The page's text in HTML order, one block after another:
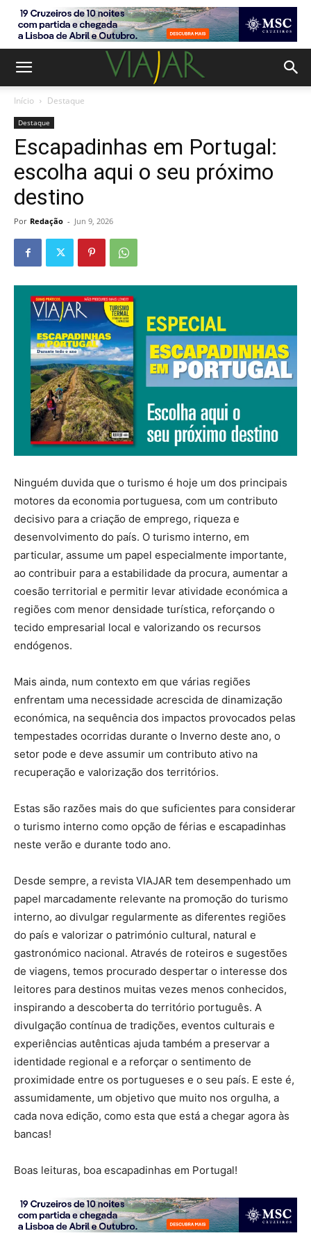
Início Destaque
Destaque
Escapadinhas em Portugal:
escolha aqui o seu próximo
destino
Por Redação - Jun 9, 2026
Ninguém duvida que o turismo é hoje um dos principais
motores da economia portuguesa, com um contributo
decisivo para a criação de emprego, riqueza e
desenvolvimento do país. O turismo interno, em
particular, assume um papel especialmente importante,
ao contribuir para a estabilidade da procura, aumentar a
coesão territorial e permitir levar atividade económica a
regiões com menor densidade turística, reforçando o
tecido empresarial local e valorizando os recursos
endógenos.
Mais ainda, num contexto em que várias regiões
enfrentam uma necessidade acrescida de dinamização
económica, na sequência dos impactos provocados pelas
tempestades ocorridas durante o Inverno deste ano, o
setor pode e deve assumir um contributo ativo na
recuperação e valorização dos territórios.
Estas são razões mais do que suficientes para considerar
o turismo interno como opção de férias e escapadinhas
neste verão e durante todo ano.
Desde sempre, a revista VIAJAR tem desempenhado um
papel marcadamente relevante na promoção do turismo
interno, ao divulgar regularmente as diferentes regiões
do país e valorizar o património cultural, natural e
gastronómico nacional. Através de roteiros e sugestões
de viagens, temos procurado despertar o interesse dos
leitores para destinos muitas vezes menos conhecidos,
inspirando a descoberta do território português. A
divulgação contínua de tradições, eventos culturais e
experiências autênticas ajuda também a preservar a
identidade regional e a reforçar o sentimento de
proximidade entre os portugueses e o seu país. E este é,
assumidamente, um objetivo que muito nos orgulha, a
cada nova edição, como esta que está a chegar agora às
bancas!
Boas leituras, boa escapadinhas em Portugal!